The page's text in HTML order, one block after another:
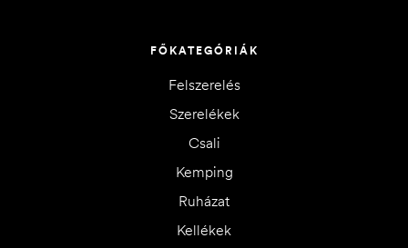
FŐKATEGÓRIÁK
Felszerelés
Szerelékek
Csali
Kemping
Ruházat
Kellékek